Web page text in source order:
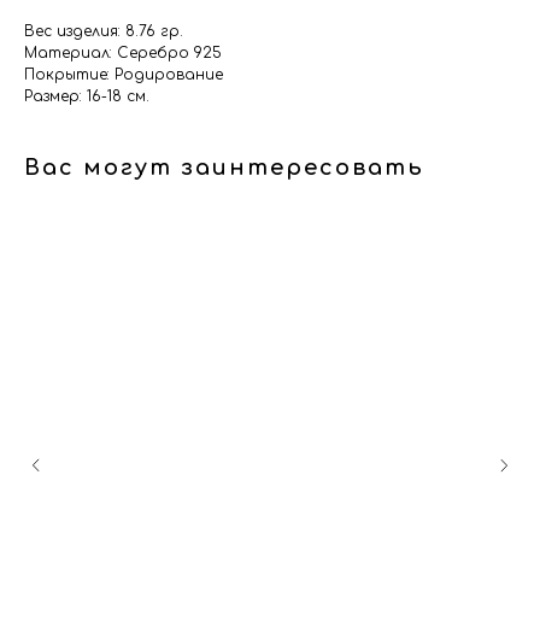
Вес изделия: 8.76 гр.
Материал: Серебро 925
Покрытие: Родирование
Размер: 16-18 см.
Вас могут заинтересовать